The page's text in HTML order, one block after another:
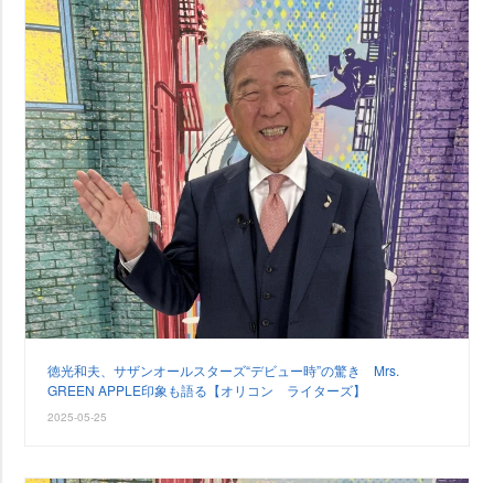
徳光和夫、サザンオールスターズ“デビュー時”の驚き Mrs.
GREEN APPLE印象も語る【オリコン ライターズ】
2025-05-25